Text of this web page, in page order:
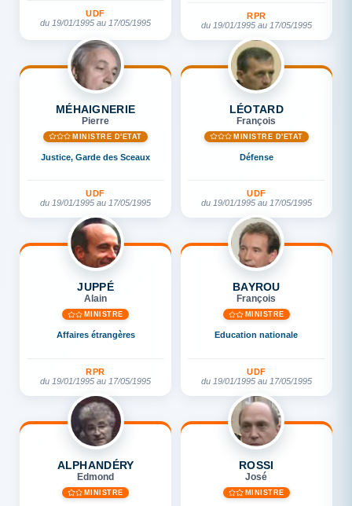
UDF
du 19/01/1995 au 17/05/1995
RPR
du 19/01/1995 au 17/05/1995
MÉHAIGNERIE
Pierre
MINISTRE D'ETAT
Justice, Garde des Sceaux
UDF
du 19/01/1995 au 17/05/1995
LÉOTARD
François
MINISTRE D'ETAT
Défense
UDF
du 19/01/1995 au 17/05/1995
JUPPÉ
Alain
MINISTRE
Affaires étrangères
RPR
du 19/01/1995 au 17/05/1995
BAYROU
François
MINISTRE
Education nationale
UDF
du 19/01/1995 au 17/05/1995
ALPHANDÉRY
Edmond
MINISTRE
ROSSI
José
MINISTRE